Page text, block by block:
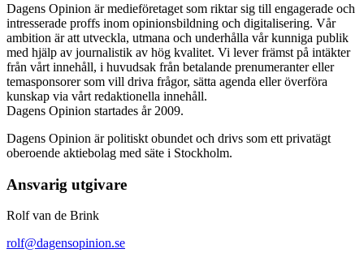
Dagens Opinion är medieföretaget som riktar sig till engagerade och
intresserade proffs inom opinionsbildning och digitalisering. Vår
ambition är att utveckla, utmana och underhålla vår kunniga publik
med hjälp av journalistik av hög kvalitet. Vi lever främst på intäkter
från vårt innehåll, i huvudsak från betalande prenumeranter eller
temasponsorer som vill driva frågor, sätta agenda eller överföra
kunskap via vårt redaktionella innehåll.
Dagens Opinion startades år 2009.
Dagens Opinion är politiskt obundet och drivs som ett privatägt
oberoende aktiebolag med säte i Stockholm.
Ansvarig utgivare
Rolf van de Brink
rolf@dagensopinion.se